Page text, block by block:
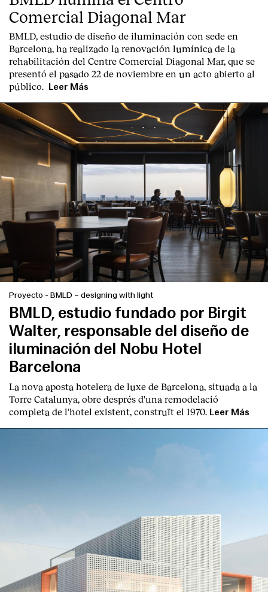
Comercial Diagonal Mar
BMLD, estudio de diseño de iluminación con sede en
Barcelona, ha realizado la renovación lumínica de la
rehabilitación del Centre Comercial Diagonal Mar, que se
presentó el pasado 22 de noviembre en un acto abierto al
público.
Leer Más
Proyecto - BMLD – designing with light
BMLD, estudio fundado por Birgit
Walter, responsable del diseño de
iluminación del Nobu Hotel
Barcelona
La nova aposta hotelera de luxe de Barcelona, situada a la
Torre Catalunya, obre després d'una remodelació
completa de l'hotel existent, construït el 1970. Leer Más